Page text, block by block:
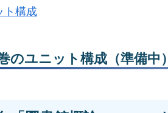
ト構成
のユニット構成（準備中）